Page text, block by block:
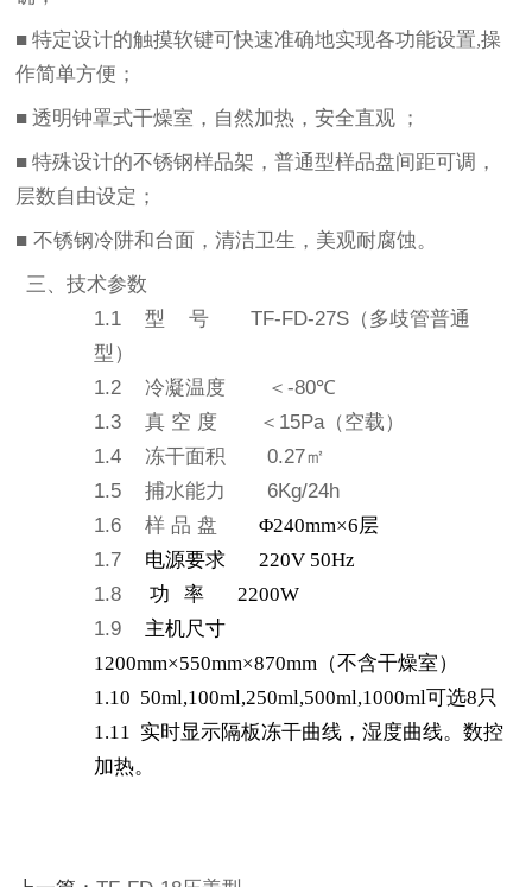
■特定设计的触摸软键可快速准确地实现各功能设置,操
作简单方便；
■透明钟罩式干燥室，自然加热，安全直观 ；
■特殊设计的不锈钢样品架，普通型样品盘间距可调，
层数自由设定；
■ 不锈钢冷阱和台面，清洁卫生，美观耐腐蚀。
三、技术参数
1.1
型 号 TF- FD-27S （多歧管普通
型）
1.2
冷凝温度 ＜-80℃
1.3
真 空 度 ＜ 15Pa（空载）
1.4
冻干面积 0.27㎡
1.5
捕水能力
6Kg/24h
1.6
样 品 盘 Φ240mm×6层
1.7
电源要求 220V 50Hz
1.8
功 率 2200W
1.9
主机尺寸
1200mm×550mm×870mm（不含干燥室）
1.10 50ml,100ml,250ml,500ml,1000ml可选8只
1.11 实时显示隔板冻干曲线，湿度曲线。数控
加热。